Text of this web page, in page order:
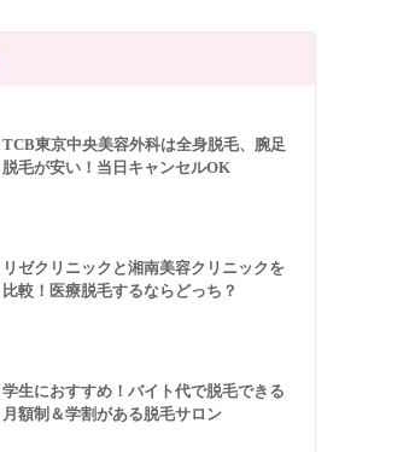
TCB東京中央美容外科は全身脱毛、腕足
脱毛が安い！当日キャンセルOK
リゼクリニックと湘南美容クリニックを
比較！医療脱毛するならどっち？
学生におすすめ！バイト代で脱毛できる
月額制＆学割がある脱毛サロン